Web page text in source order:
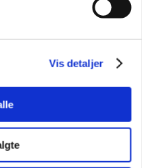
Vis detaljer